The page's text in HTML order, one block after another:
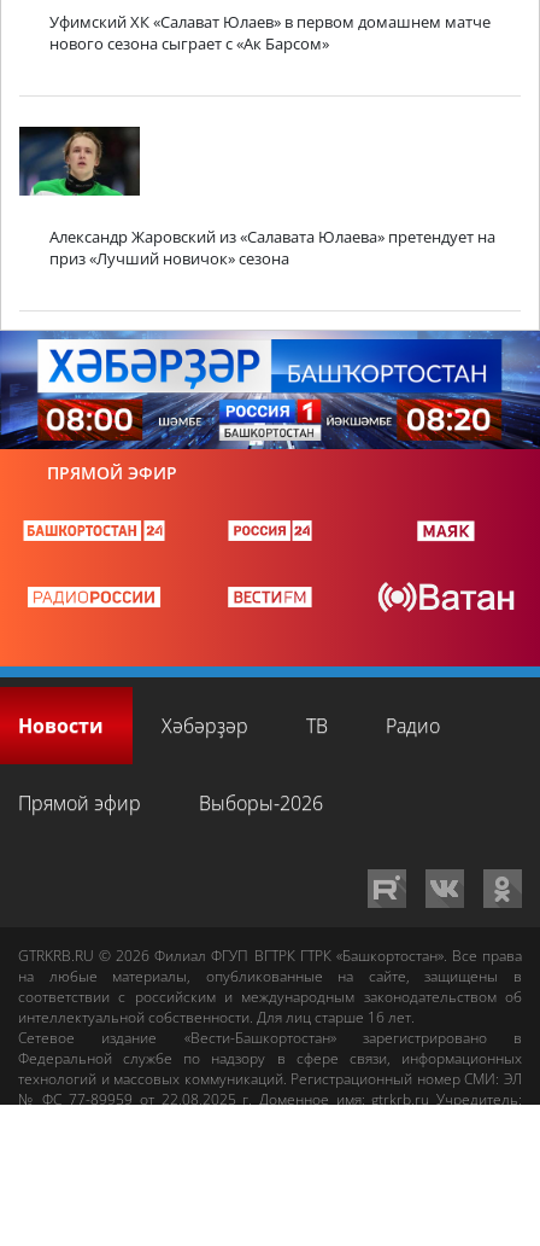
Уфимский ХК «Салават Юлаев» в первом домашнем матче
нового сезона сыграет с «Ак Барсом»
Александр Жаровский из «Салавата Юлаева» претендует на
приз «Лучший новичок» сезона
ПРЯМОЙ ЭФИР
Новости Хәбәрҙәр ТВ Радио
Прямой эфир Выборы-2026
GTRKRB.RU © 2026Филиал ФГУП ВГТРК ГТРК «Башкортостан». Все права
на любые материалы, опубликованные на сайте, защищены в
соответствии с российским и международным законодательством об
интеллектуальной собственности. Для лиц старше 16 лет.
Сетевое издание «Вести-Башкортостан»зарегистрировано в
Федеральной службе по надзору в сфере связи, информационных
технологий и массовых коммуникаций. Регистрационный номер СМИ: ЭЛ
№ ФС 77-89959 от 22.08.2025 г. Доменное имя:gtrkrb.ru Учредитель: